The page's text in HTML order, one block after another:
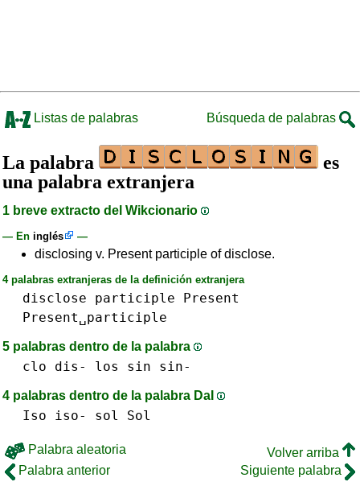
Listas de palabras Búsqueda de palabras
La palabra
es
una palabra extranjera
1 breve extracto del Wikcionario
— En inglés —
disclosing v. Present participle of disclose.
4 palabras extranjeras de la definición extranjera
disclose participle
Present
Present␣participle
5 palabras dentro de la palabra
clo dis- los sin sin-
4 palabras dentro de la palabra DaI
Iso iso- sol Sol
Palabra aleatoria
Volver arriba
Palabra anterior
Siguiente palabra